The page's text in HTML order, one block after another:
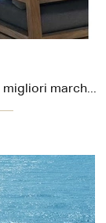
ombrelloni e set di Arredo Giardino delle migliori marche: scopri di più sul modello Classic Ombrellone di Ethimo, clicca subito!